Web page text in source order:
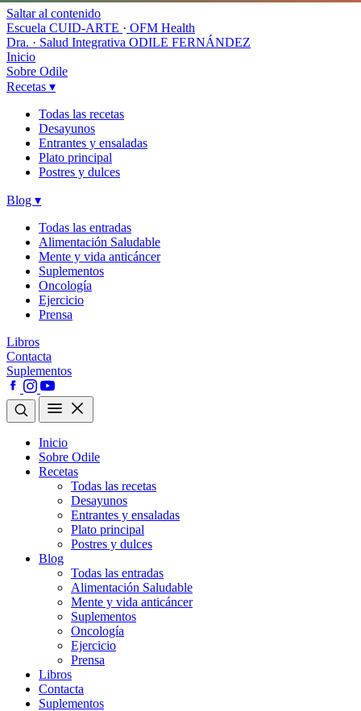
Saltar al contenido
Escuela CUID-ARTE · OFM Health
Dra. · Salud Integrativa ODILE FERNÁNDEZ
Inicio
Sobre Odile
Recetas ▾
Todas las recetas
Desayunos
Entrantes y ensaladas
Plato principal
Postres y dulces
Blog ▾
Todas las entradas
Alimentación Saludable
Mente y vida anticáncer
Suplementos
Oncología
Ejercicio
Prensa
Libros
Contacta
Suplementos
Inicio
Sobre Odile
Recetas
Todas las recetas
Desayunos
Entrantes y ensaladas
Plato principal
Postres y dulces
Blog
Todas las entradas
Alimentación Saludable
Mente y vida anticáncer
Suplementos
Oncología
Ejercicio
Prensa
Libros
Contacta
Suplementos